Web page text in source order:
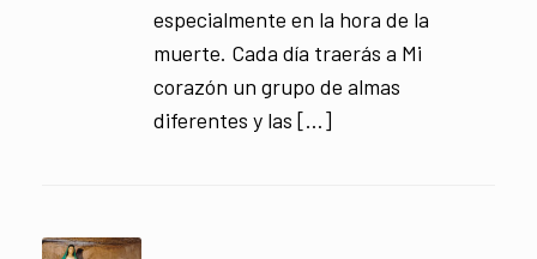
especialmente en la hora de la
muerte. Cada día traerás a Mi
corazón un grupo de almas
diferentes y las […]